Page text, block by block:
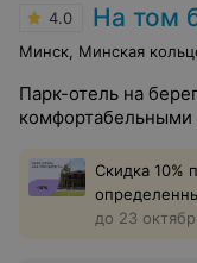
4.0 На том
Минск, Минская
Парк-отель на
комфортабельными
Скидка 10%
до 23